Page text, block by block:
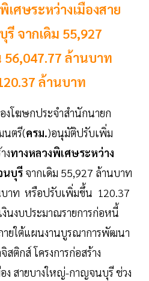
เศษระหว่างเมืองสาย
จากเดิม 55,927
ล้านบาท
ล้านบาท
งโฆษกประจำสำนักนายก
นตรี(ครม.)อนุมัติปรับเพิ่ม
งทางหลวงพิเศษระหว่าง
นบุรี จากเดิม 55,927 ล้านบาท
าท หรือปรับเพิ่มขึ้น 120.37
นงบประมาณรายการก่อหนี้
ยใต้แผนงานบูรณาการพัฒนา
ติกส์ โครงการก่อสร้าง
ง สายบางใหญ่-กาญจนบุรี ช่วง